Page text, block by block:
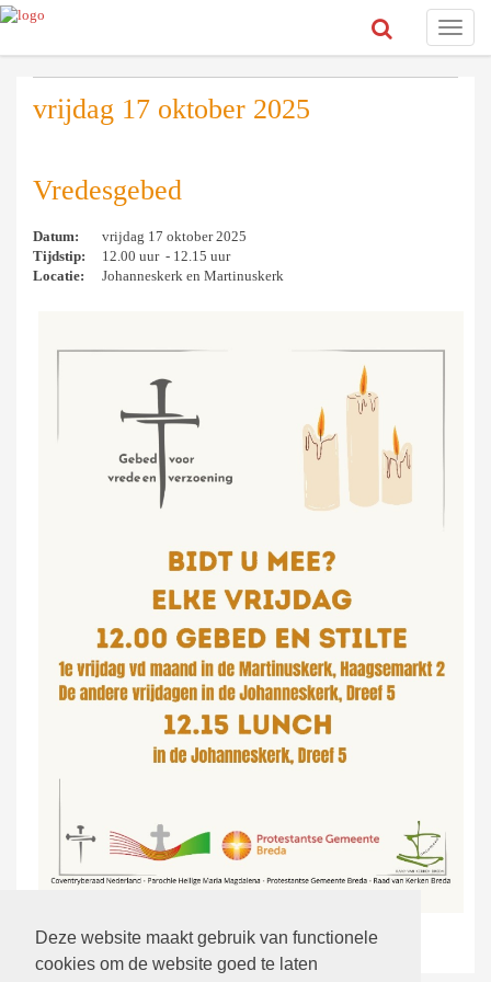
Deze website maakt gebruik van functionele
cookies om de website goed te laten
Toggle
vrijdag 17 oktober 2025
Vredesgebed
Datum:
vrijdag 17 oktober 2025
Tijdstip:
12.00 uur - 12.15 uur
Locatie:
Johanneskerk en Martinuskerk
terug